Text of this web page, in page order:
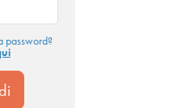
password?